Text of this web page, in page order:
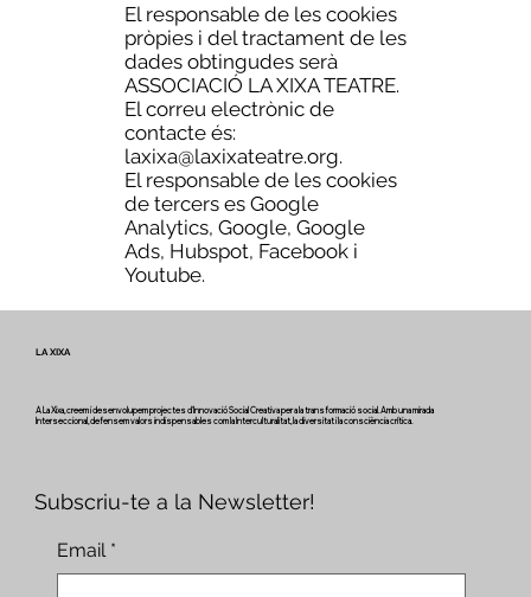
El responsable de les cookies
pròpies i del tractament de les
dades obtingudes serà
ASSOCIACIÓ LA XIXA TEATRE.
El correu electrònic de
contacte és:
laxixa@laxixateatre.org.
El responsable de les cookies
de tercers es Google
Analytics, Google, Google
Ads, Hubspot, Facebook i
Youtube.
LA XIXA
A La Xixa, creem i desenvolupem projectes d'Innovació Social Creativa per a la transformació social. Amb una mirada
Interseccional, defensem valors indispensables com la Interculturalitat, la diversitat i la consciència crítica.
Subscriu-te a la Newsletter!
Email *